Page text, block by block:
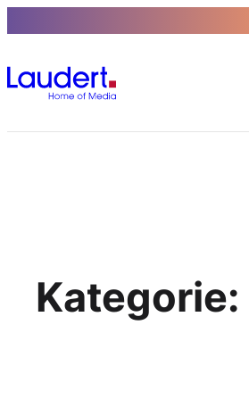
springen
Kategorie: